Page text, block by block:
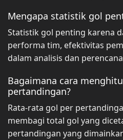
Mengapa statistik gol
Statistik gol penting karena
performa tim, efektivitas
dalam analisis dan
Bagaimana cara
pertandingan?
Rata-rata gol per
membagi total gol yang
pertandingan yang